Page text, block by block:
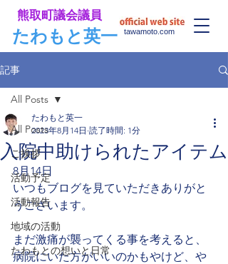
​たわもと英一
​熊取町議会議員
tawamoto.com
記事
All Posts
ご挨拶
活動予定
活動報告
地域の活動
たわもとの想いと日常
All Posts
入院中助けられたアイテム
たわもと英一
2023年8月14日 読了時間: 1分
8月14日
いつもブログを見ていただきありがと
うございます。
まだ激痛が襲ってくる事を考えると、
病院にいた方がいいのかもやけど、や